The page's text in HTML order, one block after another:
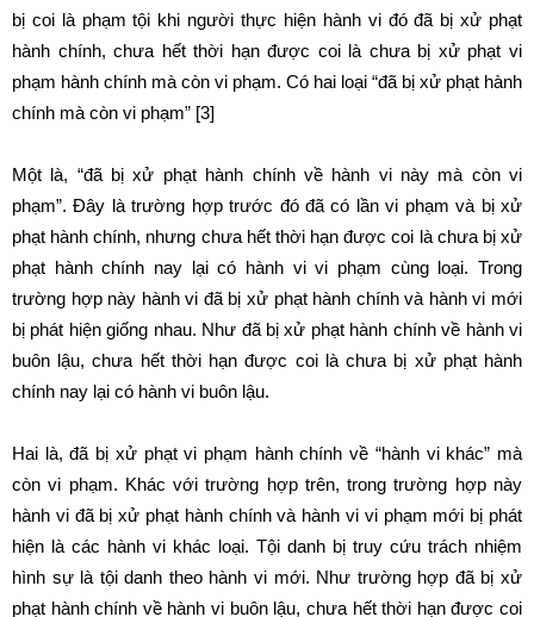
bị coi là phạm tội khi người thực hiện hành vi đó đã bị xử phạt
hành chính, chưa hết thời hạn được coi là chưa bị xử phạt vi
phạm hành chính mà còn vi phạm. Có hai loại “đã bị xử phạt hành
chính mà còn vi phạm” [3]
Một là, “đã bị xử phạt hành chính về hành vi này mà còn vi
phạm”. Đây là trường hợp trước đó đã có lần vi phạm và bị xử
phạt hành chính, nhưng chưa hết thời hạn được coi là chưa bị xử
phạt hành chính nay lại có hành vi vi phạm cùng loại. Trong
trường hợp này hành vi đã bị xử phạt hành chính và hành vi mới
bị phát hiện giống nhau. Như đã bị xử phạt hành chính về hành vi
buôn lậu, chưa hết thời hạn được coi là chưa bị xử phạt hành
chính nay lại có hành vi buôn lậu.
Hai là, đã bị xử phạt vi phạm hành chính về “hành vi khác” mà
còn vi phạm. Khác với trường hợp trên, trong trường hợp này
hành vi đã bị xử phạt hành chính và hành vi vi phạm mới bị phát
hiện là các hành vi khác loại. Tội danh bị truy cứu trách nhiệm
hình sự là tội danh theo hành vi mới. Như trường hợp đã bị xử
phạt hành chính về hành vi buôn lậu, chưa hết thời hạn được coi